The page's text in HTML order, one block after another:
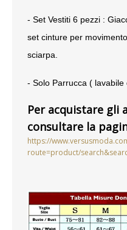
VESTITI
COMPLETI
GIACCHE E CAPPOTTI
PANTALONI
- Set Vestiti 6 pezzi :
set cinture per
sciarpa.
- Solo Parrucca ( lavabile
Per acquistare gli
consultare la
https://
route=product/